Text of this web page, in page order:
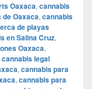
Oaxaca, cannabis
Oaxaca, cannabis
de playas
en Salina Cruz,
Oaxaca,
cannabis legal
, cannabis para
, cannabis para